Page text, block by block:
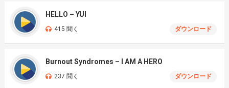
HELLO – YUI
415 聞く ダウンロード
Burnout Syndromes – I AM A HERO
237 聞く ダウンロード